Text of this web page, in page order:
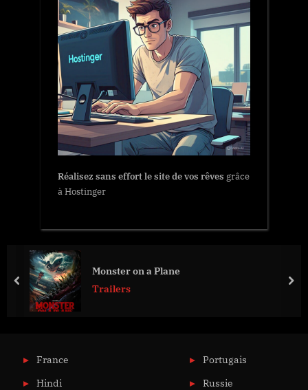
Réalisez sans effort le site de vos rêves grâce
à Hostinger
Monster on a Plane
Trailers
prev
France
Hindi
Portugais
Russie